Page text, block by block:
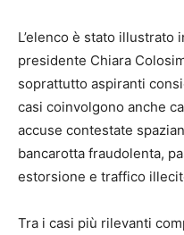
L’elenco è stato illustrato
presidente Chiara
soprattutto aspiranti
casi coinvolgono anche
accuse contestate
bancarotta fraudolenta,
estorsione e traffico
Tra i casi più rilevanti